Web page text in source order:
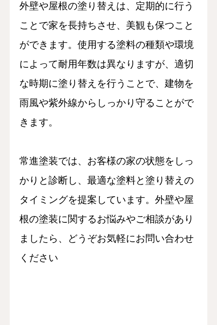
外壁や屋根の塗り替えは、定期的に行う
ことで家を長持ちさせ、美観も保つこと
ができます。使用する塗料の種類や環境
によって耐用年数は異なりますが、適切
な時期に塗り替えを行うことで、建物を
雨風や紫外線からしっかり守ることがで
きます。
常進塗装では、お客様の家の状態をしっ
かりと診断し、最適な塗料と塗り替えの
タイミングを提案しています。外壁や屋
根の塗装に関するお悩みやご相談があり
ましたら、どうぞお気軽にお問い合わせ
ください